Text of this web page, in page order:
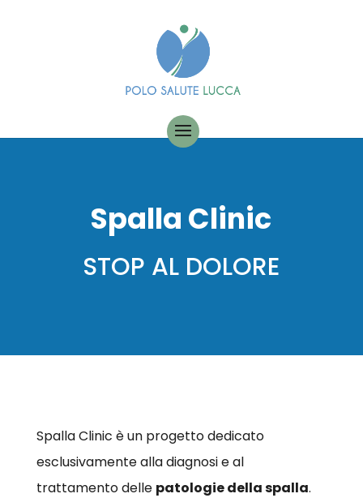
Spalla Clinic
STOP AL DOLORE
Spalla Clinic è un progetto dedicato
esclusivamente alla diagnosi e al
trattamento delle patologie della spalla.